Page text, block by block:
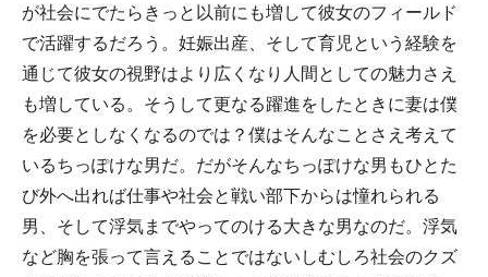
が社会にでたらきっと以前にも増して彼女のフィールド
で活躍するだろう。妊娠出産、そして育児という経験を
通じて彼女の視野はより広くなり人間としての魅力さえ
も増している。そうして更なる躍進をしたときに妻は僕
を必要としなくなるのでは？僕はそんなことさえ考えて
いるちっぽけな男だ。だがそんなちっぽけな男もひとた
び外へ出れば仕事や社会と戦い部下からは憧れられる
男、そして浮気までやってのける大きな男なのだ。浮気
など胸を張って言えることではないしむしろ社会のクズ